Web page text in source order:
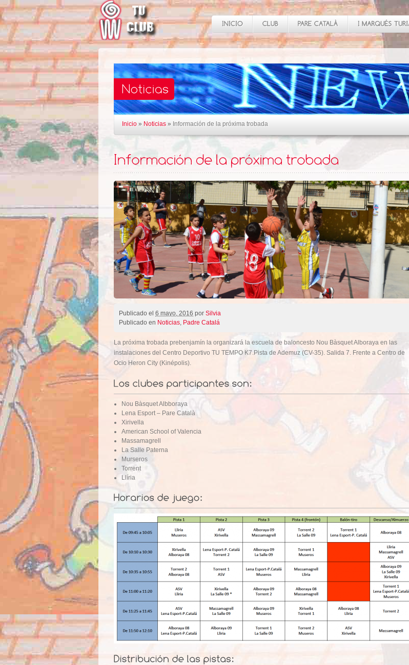
Inicio » Noticias » Información de la próxima trobada
Publicado el 6 mayo, 2016 por Silvia
Publicado en Noticias, Padre Catalá
La próxima trobada prebenjamín la organizará la escuela de baloncesto Nou Bàsquet Alboraya en las
instalaciones del Centro Deportivo TU TEMPO K7.Pista de Ademuz (CV-35). Salida 7. Frente a Centro de
Ocio Heron City (Kinépolis).
Nou Bàsquet Albboraya
Lena Esport – Pare Català
Xirivella
American School of Valencia
Massamagrell
La Salle Paterna
Murseros
Torrent
Llíria